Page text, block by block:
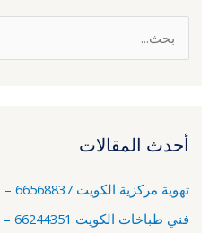
ث
ن
:
أحدث المقالات
تهوية مركزية الكويت 66568837 – الري – شركة تهوية مركزية
فني طباخات الكويت 66244351 – الدوحة – فني تصليح طباخات